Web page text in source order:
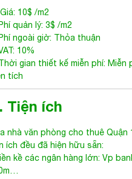
Giá thuê
10$ /m2
Phí quản lý: 3$ /m2
ngoài giờ: Thỏa thuận
10%
gian thiết kế miễn phí: Miễn
Tiện ích
nhà văn phòng cho thuê Quận